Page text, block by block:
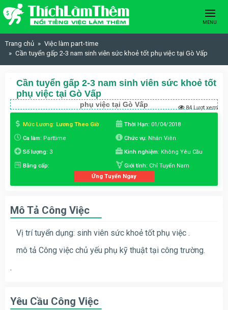
Skip to content
MENU
Trang chủ
Việc làm part-time
Cần tuyển gấp 2-3 nam sinh viên sức khoẻ tốt phụ việc tại Gò Vấp
Cần tuyển gấp 2-3 nam sinh viên sức khoẻ tốt
phụ việc tại Gò Vấp
phụ việc tại Gò Vấp 84 Lượt xem
Mức Lương: Lương Theo Giờ Thời Hạn: 01/04/2018
Ca làm: Parttime Chức vụ: Nhân Viên
Số lượng: 3 Kinh nghiệm: Không Yêu Cầu
Bằng cấp: Giới tính: Chỉ Tuyển Nam
Ứng Tuyển Ngay
Mô Tả Công Việc
Vị trí tuyển dụng: sinh viên sức khoẻ tốt phụ việc .
mô tả Công việc chủ yếu phụ kỹ thuật tại công trường.
.
Yêu Cầu Công Việc